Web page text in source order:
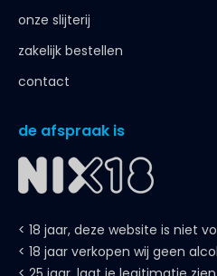
onze slijterij
zakelijk bestellen
contact
de afspraak is
< 18 jaar, deze website is niet
< 18 jaar verkopen wij geen